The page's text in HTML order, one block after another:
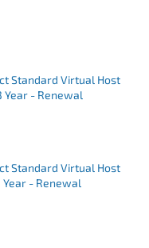
Standard Virtual Host
Year - Renewal
Standard Virtual Host
Year - Renewal